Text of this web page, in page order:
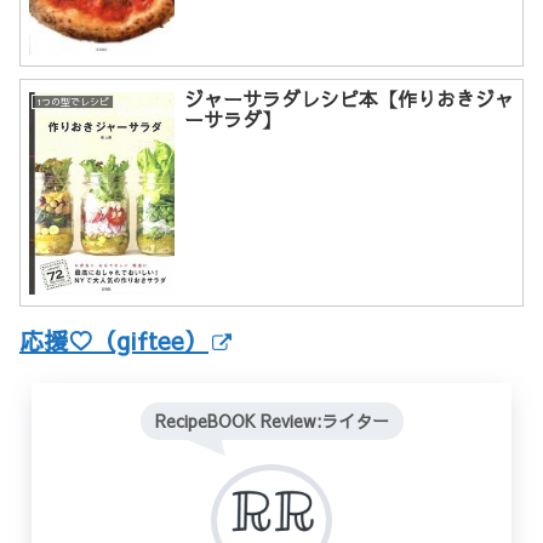
1つの型でレシピ ジャーサラダレシピ本【作りおきジャ
ーサラダ】
応援♡（giftee）
RecipeBOOK Review:ライター